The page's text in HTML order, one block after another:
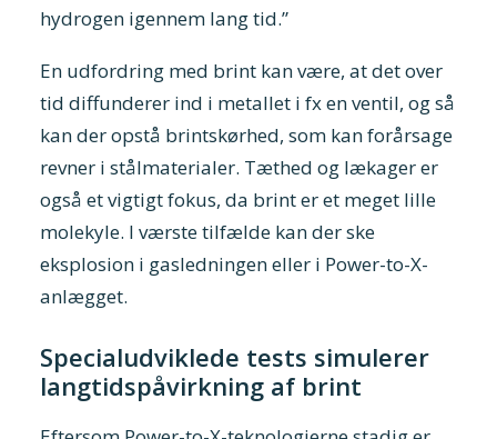
hydrogen igennem lang tid.”
En udfordring med brint kan være, at det over
tid diffunderer ind i metallet i fx en ventil, og så
kan der opstå brintskørhed, som kan forårsage
revner i stålmaterialer. Tæthed og lækager er
også et vigtigt fokus, da brint er et meget lille
molekyle. I værste tilfælde kan der ske
eksplosion i gasledningen eller i Power-to-X-
anlægget.
Specialudviklede tests simulerer
langtidspåvirkning af brint